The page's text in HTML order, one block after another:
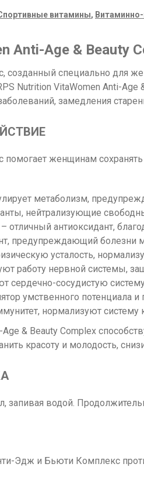
витамины,
Anti-Age & Beauty
специально для
Nutrition VitaWomen Anti-
замедления
женщинам
метаболизм,
нейтрализующие
отличный антиоксидант,
предупреждающий болезни
усталость,
работу нервной системы,
сердечно-сосудистую
умственного потенциала
нормализуют
& Beauty Complex
красоту и молодость,
водой.
Эдж и Бьюти Комплекс